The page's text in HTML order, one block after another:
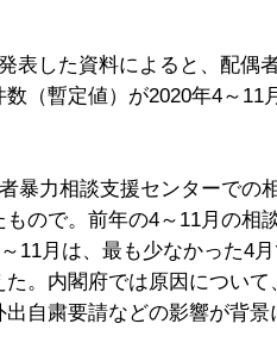
表した資料によると、配偶
（暫定値）が2020年4～11
暴力相談支援センターでの
ので。前年の4～11月の相
11月は、最も少なかった4
。内閣府では原因につい
出自粛要請などの影響が背景